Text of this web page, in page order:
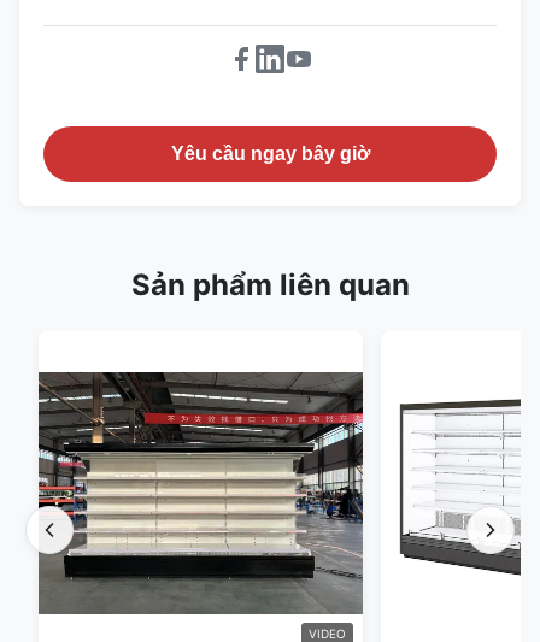
Yêu cầu ngay bây giờ
Sản phẩm liên quan
VIDEO